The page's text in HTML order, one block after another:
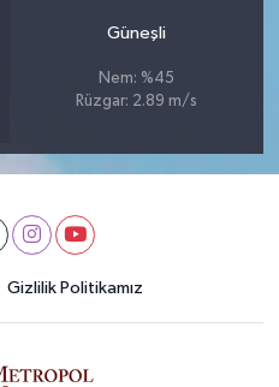
Güneşli
Nem: %45
Rüzgar: 2.89 m/s
Gizlilik Politikamız